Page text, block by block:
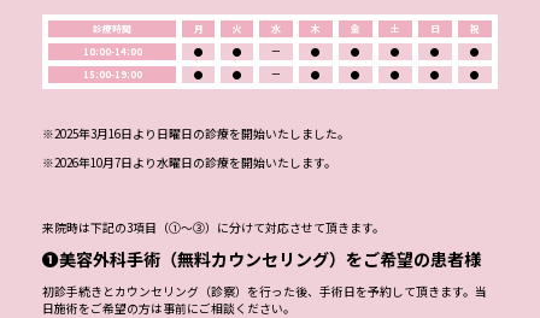
診療時間 月 火 水 木 金 土 日
祝
10:00-14:00
● ● ー ● ● ● ●
●
15:00-19:00
● ● ー ● ● ● ● ●
※2025年3月16日より日曜日の診療を開始いたしました。
※2026年10月7日より水曜日の診療を開始いたします。
来院時は下記の3項目（①～③）に分けて対応させて頂きます。
❶美容外科手術（無料カウンセリング）をご希望の患者様
初診手続きとカウンセリング（診察）を行った後、手術日を予約して頂きます。当
日施術をご希望の方は事前にご相談ください。